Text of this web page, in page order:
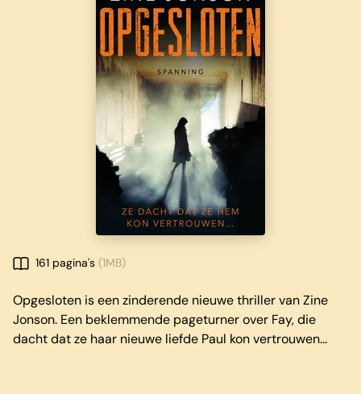
161 pagina's (1MB)
Opgesloten is een zinderende nieuwe thriller van Zine
Jonson. Een beklemmende pageturner over Fay, die
dacht dat ze haar nieuwe liefde Paul kon vertrouwen...